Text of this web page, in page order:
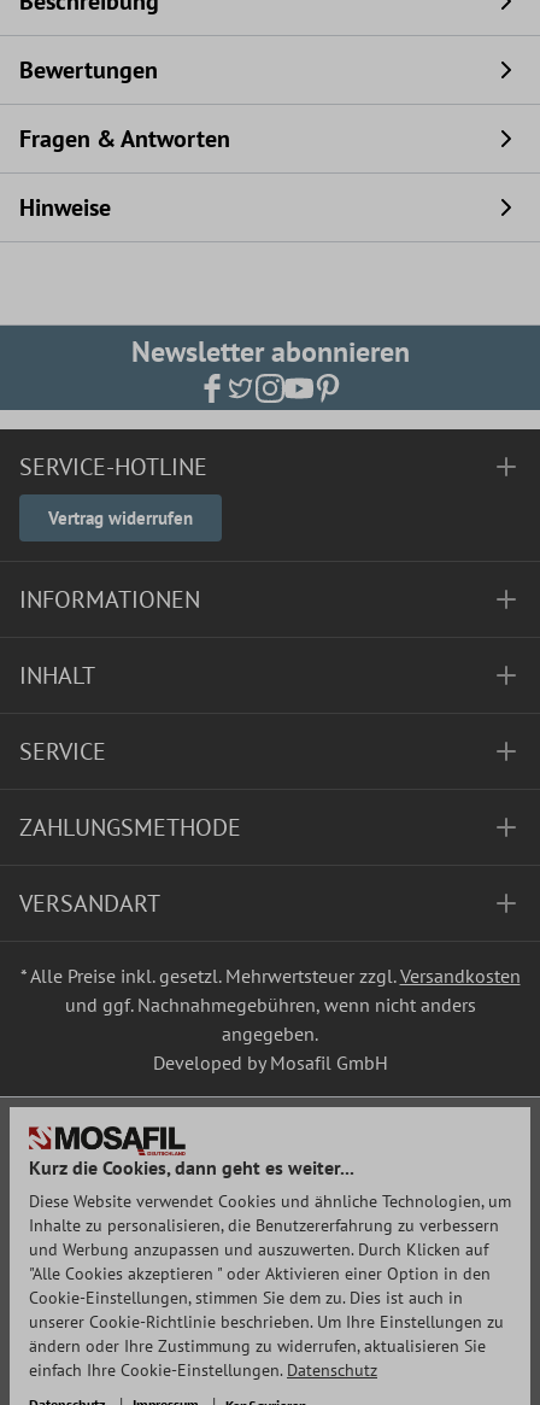
Bewertungen
Fragen & Antworten
Hinweise
Newsletter abonnieren
SERVICE-HOTLINE
Vertrag widerrufen
INFORMATIONEN
INHALT
SERVICE
ZAHLUNGSMETHODE
VERSANDART
* Alle Preise inkl. gesetzl. Mehrwertsteuer zzgl.Versandkosten
und ggf. Nachnahmegebühren, wenn nicht anders
angegeben.
Developed by Mosafil GmbH
Kurz die Cookies, dann geht es weiter...
Diese Website verwendet Cookies und ähnliche Technologien, um
Inhalte zu personalisieren, die Benutzererfahrung zu verbessern
und Werbung anzupassen und auszuwerten. Durch Klicken auf
"Alle Cookies akzeptieren " oder Aktivieren einer Option in den
Cookie-Einstellungen, stimmen Sie dem zu. Dies ist auch in
unserer Cookie-Richtlinie beschrieben. Um Ihre Einstellungen zu
ändern oder Ihre Zustimmung zu widerrufen, aktualisieren Sie
einfach Ihre Cookie-Einstellungen. Datenschutz